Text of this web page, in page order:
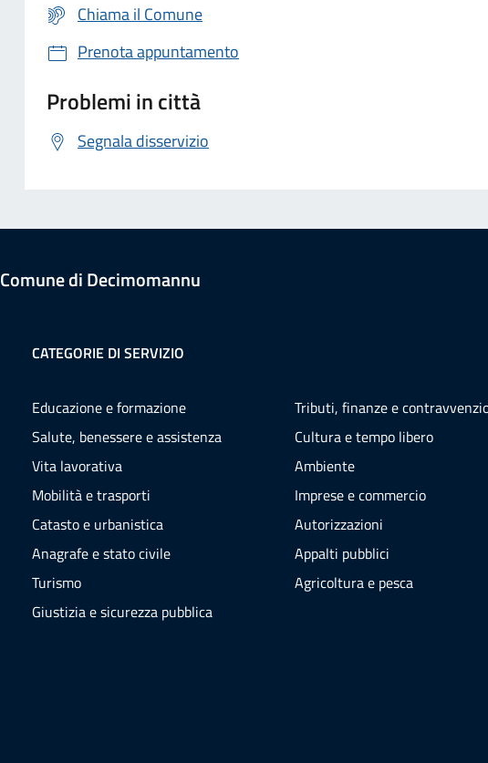
Chiama il Comune
Prenota appuntamento
Problemi in città
Segnala disservizio
Comune di Decimomannu
CATEGORIE DI SERVIZIO
Educazione e formazione
Salute, benessere e assistenza
Vita lavorativa
Mobilità e trasporti
Catasto e urbanistica
Anagrafe e stato civile
Turismo
Giustizia e sicurezza pubblica
Tributi, finanze e
Cultura e tempo libero
Ambiente
Imprese e commercio
Autorizzazioni
Appalti pubblici
Agricoltura e pesca